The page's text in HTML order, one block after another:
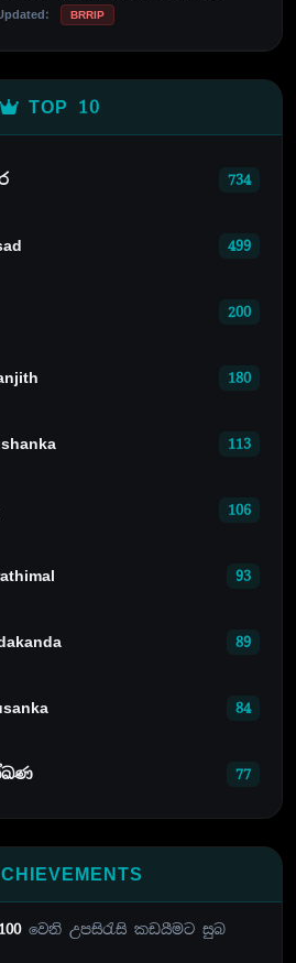
BRRIP
TOP 10
734
499
200
180
113
106
93
89
84
77
100වෙනි උපසිරැසි කඩයීමට සුබ